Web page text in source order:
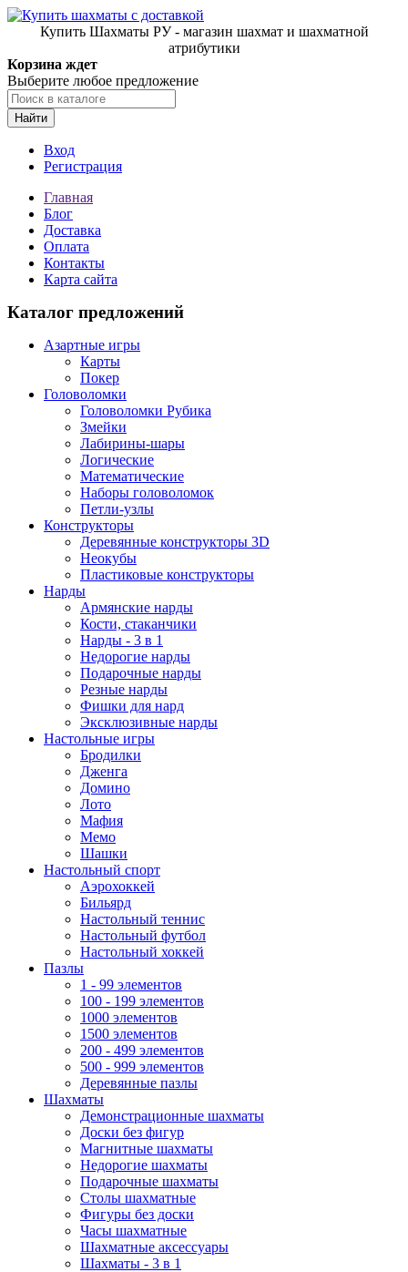
Купить Шахматы РУ - магазин шахмат и шахматной
атрибутики
Корзина ждет
Выберите любое предложение
Найти
Вход
Регистрация
Главная
Блог
Доставка
Оплата
Контакты
Карта сайта
Каталог предложений
Азартные игры
Карты
Покер
Головоломки
Головоломки Рубика
Змейки
Лабирины-шары
Логические
Математические
Наборы головоломок
Петли-узлы
Конструкторы
Деревянные конструкторы 3D
Неокубы
Пластиковые конструкторы
Нарды
Армянские нарды
Кости, стаканчики
Нарды - 3 в 1
Недорогие нарды
Подарочные нарды
Резные нарды
Фишки для нард
Эксклюзивные нарды
Настольные игры
Бродилки
Дженга
Домино
Лото
Мафия
Мемо
Шашки
Настольный спорт
Аэрохоккей
Бильярд
Настольный теннис
Настольный футбол
Настольный хоккей
Пазлы
1 - 99 элементов
100 - 199 элементов
1000 элементов
1500 элементов
200 - 499 элементов
500 - 999 элементов
Деревянные пазлы
Шахматы
Демонстрационные шахматы
Доски без фигур
Магнитные шахматы
Недорогие шахматы
Подарочные шахматы
Столы шахматные
Фигуры без доски
Часы шахматные
Шахматные аксессуары
Шахматы - 3 в 1